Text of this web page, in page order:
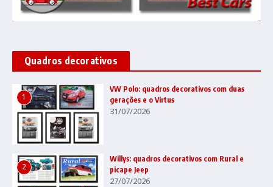
Quadros decorativos
1
VW Polo: quadros decorativos com duas
gerações e o Virtus
31/07/2026
2
Willys: quadros decorativos com Rural e
picape Jeep
27/07/2026